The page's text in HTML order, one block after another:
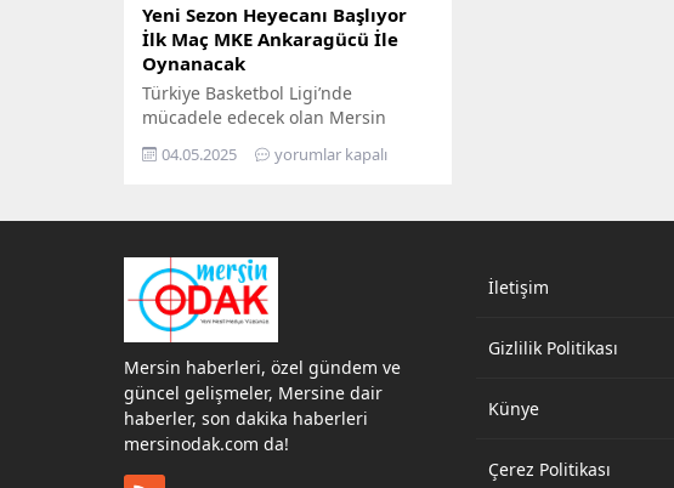
Yeni Sezon Heyecanı Başlıyor
İlk Maç MKE Ankaragücü İle
Oynanacak
Türkiye Basketbol Ligi’nde
mücadele edecek olan Mersin
Büyükşehir Belediyesi Spor Kulübü
(MSK) Erkek Basketbol Takımı,
Buran Spor Salonu’nda oynanacak
maç için oldukça iddialı olan ekibin
amacı, Süper Lig’e çıkmak. Ekip,
Mersinli sporseverlerin de maçlara
katılarak, kendilerine destek...
04.05.2025 yorumlar kapalı
Mersin haberleri, özel gündem ve
güncel gelişmeler, Mersine dair
haberler, son dakika haberleri
mersinodak.com da!
İletişim
Gizlilik Politikası
Künye
Çerez Politikası